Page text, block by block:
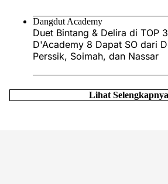
Dangdut Academy
Duet Bintang & Delira di TOP
D'Academy 8 Dapat SO dari
Perssik, Soimah, dan Nassar
Lihat Selengkapnya